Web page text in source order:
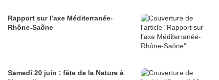
Rapport sur l’axe Méditerranée-
Rhône-Saône
Samedi 20 juin : fête de la Nature à